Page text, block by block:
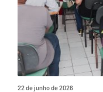
22 de junho de 2026